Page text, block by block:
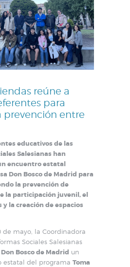
reúne a
para
prevención entre
educativos de las
Salesianas han
encuentro estatal
Don Bosco de Madrid para
la prevención de
la participación juvenil, el
y la creación de espacios
de mayo, la Coordinadora
Sociales Salesianas
Don Bosco de Madrid un
estatal del programa Toma